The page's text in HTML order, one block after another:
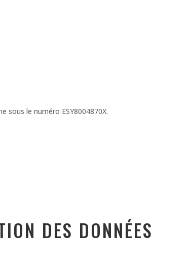
sous le numéro ESY8004870X.
DES DONNÉES